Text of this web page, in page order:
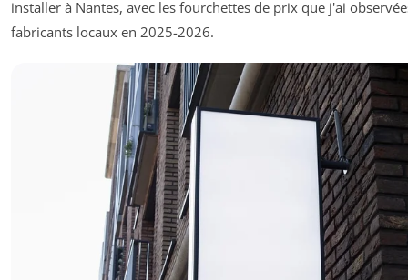
installer à Nantes, avec les fourchettes de prix que j'ai
fabricants locaux en 2025-2026.